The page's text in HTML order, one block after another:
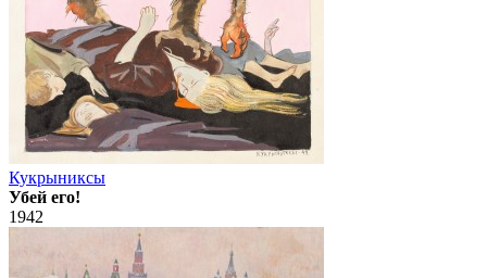
Кукрыниксы
Убей его!
1942